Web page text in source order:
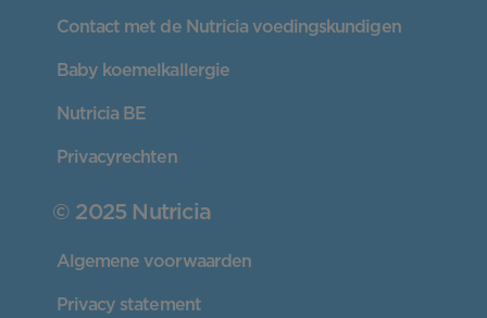
Contact met de Nutricia voedingskundigen
Baby koemelkallergie
Nutricia BE
Privacyrechten
© 2025 Nutricia
Algemene voorwaarden
Privacy statement